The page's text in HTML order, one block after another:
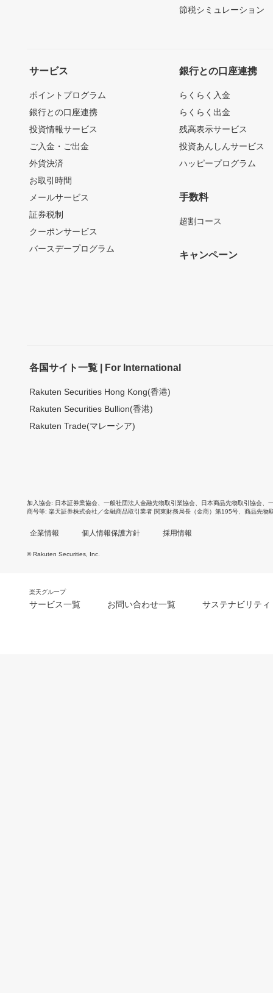
節税シミュレーション
サービス
ポイントプログラム
銀行との口座連携
投資情報サービス
ご入金・ご出金
外貨決済
お取引時間
メールサービス
証券税制
クーポンサービス
バースデープログラム
銀行との口座連携
らくらく入金
らくらく出金
残高表示サービス
投資あんしんサービス
ハッピープログラム
手数料
超割コース
キャンペーン
各国サイト一覧 | For International
Rakuten Securities Hong Kong(香港)
Rakuten Securities Bullion(香港)
Rakuten Trade(マレーシア)
加入協会 日本証券業協会 一般社団法人金融先物取引業協会 日本商品先物取引協会
商号等 楽天証券株式会社／金融商品取引業者 関東財務局長（金商）第195号、商品先物
企業情報 個人情報保護方針 採用情報
© Rakuten Securities, Inc.
楽天グループ
サービス一覧 お問い合わせ一覧 サステナビリティ